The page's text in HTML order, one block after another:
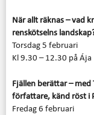
När allt räknas – vad
renskötselns
Torsdag 5 februari
Kl 9.30 – 12.30 på Ája
Fjällen berättar –
författare, känd röst i
Fredag 6 februari